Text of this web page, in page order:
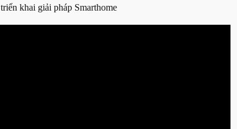
khai giải pháp Smarthome